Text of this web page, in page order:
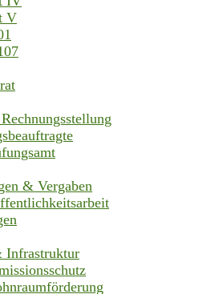
V
& Vergaben
Infrastruktur